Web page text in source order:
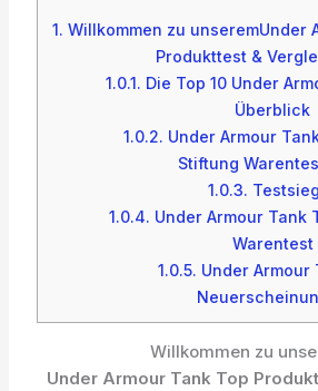
1. Willkommen zu unseremUnder
Produkttest &
1.0.1. Die Top 10 Under
Überblick
1.0.2. Under Armour
Stiftung
1.0.3.
1.0.4. Under Armour Tank
Warentest
1.0.5. Under Armour
Willkommen zu
Under Armour Tank Top